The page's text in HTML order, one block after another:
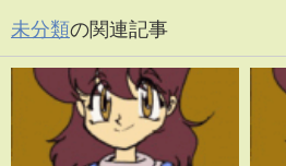
未分類の関連記事